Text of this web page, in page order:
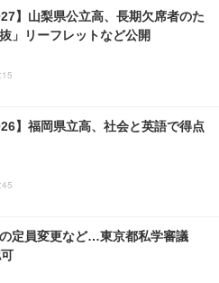
】山梨県公立高、長期欠席者のた
」リーフレットなど公開
】福岡県立高、社会と英語で得点
定員変更など…東京都私学審議